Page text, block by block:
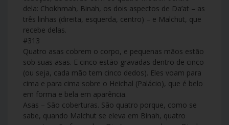
dela: Chokhmah, Binah, os dois aspectos de Da’at – as
três linhas (direita, esquerda, centro) – e Malchut, que
recebe delas.
#313
Quatro asas cobrem o corpo, e pequenas mãos estão
sob suas asas. E cinco estão gravadas dentro de cinco
(ou seja, cada mão tem cinco dedos). Eles voam para
cima e para cima sobre o Heichal (Palácio), que é belo
em forma e bela em aparência.
Asas – São coberturas. São quatro porque, como se
sabe, quando Malchut se eleva em Binah, quatro